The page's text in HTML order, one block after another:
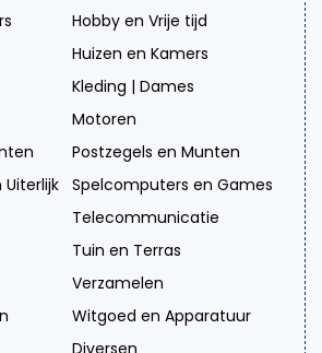
Hobby en Vrije tijd
Huizen en Kamers
Kleding | Dames
Motoren
Postzegels en Munten
Uiterlijk Spelcomputers en Games
Telecommunicatie
Tuin en Terras
Verzamelen
Witgoed en Apparatuur
Diversen